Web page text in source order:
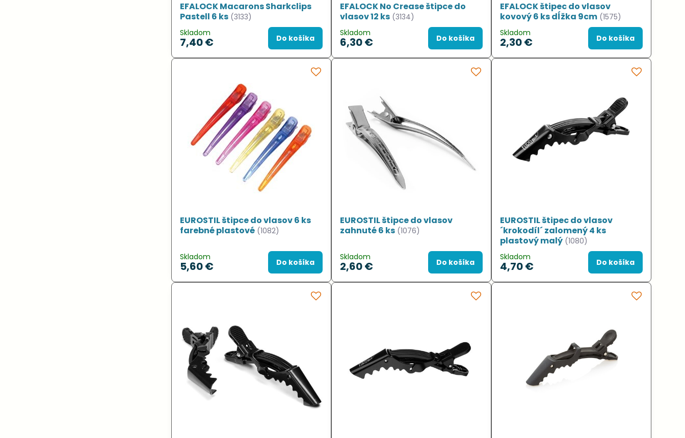
EFALOCK Macarons Sharkclips
Pastell 6 ks (3133)
Skladom
7,40 € Do košíka
EFALOCK No Crease štipce do
vlasov 12 ks (3134)
Skladom
6,30 € Do košíka
EFALOCK štipec do vlasov
kovový 6 ks dĺžka 9cm (1575)
Skladom
2,30 € Do košíka
EUROSTIL štipce do vlasov 6 ks
farebné plastové (1082)
Skladom
5,60 € Do košíka
EUROSTIL štipce do vlasov
zahnuté 6 ks (1076)
Skladom
2,60 € Do košíka
EUROSTIL štipec do vlasov
´krokodíl´ zalomený 4 ks
plastový malý (1080)
Skladom
4,70 € Do košíka